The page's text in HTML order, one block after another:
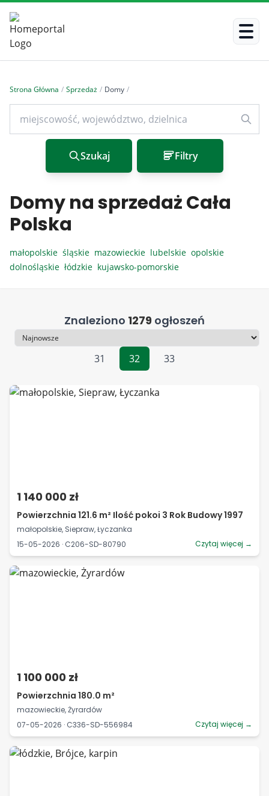
Strona Główna / Sprzedaż / Domy /
Szukaj Filtry
Domy na sprzedaż Cała
Polska
małopolskie śląskie mazowieckie lubelskie opolskie
dolnośląskie łódzkie kujawsko-pomorskie
Znaleziono 1279 ogłoszeń
Sortowanie
31
32 33
1 140 000 zł
Powierzchnia 121.6 m² Ilość pokoi 3 Rok Budowy 1997
małopolskie, Siepraw, Łyczanka
15-05-2026 · C206-SD-80790
Czytaj więcej →
1 100 000 zł
Powierzchnia 180.0 m²
mazowieckie, Żyrardów
07-05-2026 · C336-SD-556984
Czytaj więcej →